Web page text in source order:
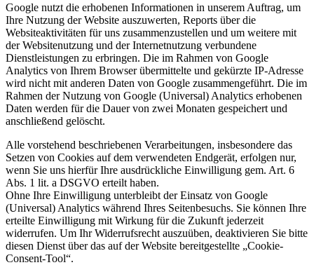
Google nutzt die erhobenen Informationen in unserem Auftrag, um
Ihre Nutzung der Website auszuwerten, Reports über die
Websiteaktivitäten für uns zusammenzustellen und um weitere mit
der Websitenutzung und der Internetnutzung verbundene
Dienstleistungen zu erbringen. Die im Rahmen von Google
Analytics von Ihrem Browser übermittelte und gekürzte IP-Adresse
wird nicht mit anderen Daten von Google zusammengeführt. Die im
Rahmen der Nutzung von Google (Universal) Analytics erhobenen
Daten werden für die Dauer von zwei Monaten gespeichert und
anschließend gelöscht.
Alle vorstehend beschriebenen Verarbeitungen, insbesondere das
Setzen von Cookies auf dem verwendeten Endgerät, erfolgen nur,
wenn Sie uns hierfür Ihre ausdrückliche Einwilligung gem. Art. 6
Abs. 1 lit. a DSGVO erteilt haben.
Ohne Ihre Einwilligung unterbleibt der Einsatz von Google
(Universal) Analytics während Ihres Seitenbesuchs. Sie können Ihre
erteilte Einwilligung mit Wirkung für die Zukunft jederzeit
widerrufen. Um Ihr Widerrufsrecht auszuüben, deaktivieren Sie bitte
diesen Dienst über das auf der Website bereitgestellte „Cookie-
Consent-Tool“.